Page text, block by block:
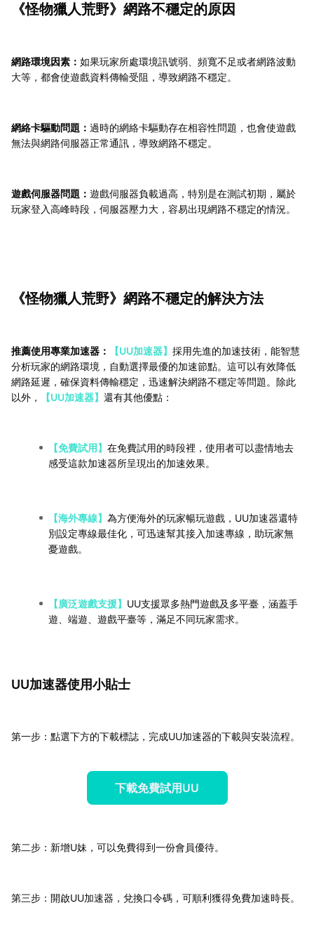
《怪物獵人荒野》網路不穩定的原因
網路環境因素： 如果玩家所處環境訊號弱、頻寬不足或者網路波動
大等，都會使遊戲資料傳輸受阻，導致網路不穩定。
網絡卡驅動問題： 過時的網絡卡驅動存在相容性問題，也會使遊戲
無法與網路伺服器正常通訊，導致網路不穩定。
遊戲伺服器問題： 遊戲伺服器負載過高，特別是在測試初期，屬於
玩家登入高峰時段，伺服器壓力大，容易出現網路不穩定的情況。
《怪物獵人荒野》網路不穩定的解決方法
推薦使用專業加速器： 【UU加速器】 採用先進的加速技術，能智慧
分析玩家的網路環境，自動選擇最優的加速節點。這可以有效降低
網路延遲，確保資料傳輸穩定，迅速解決網路不穩定等問題。除此
以外，
【UU加速器】 還有其他優點：
【免費試用】 在免費試用的時段裡，使用者可以盡情地去
感受這款加速器所呈現出的加速效果。
【海外專線】 為方便海外的玩家暢玩遊戲，UU加速器還特
別設定專線最佳化，可迅速幫其接入加速專線，助玩家無
憂遊戲。
【廣泛遊戲支援】 UU支援眾多熱門遊戲及多平臺，涵蓋手
遊、端遊、遊戲平臺等，滿足不同玩家需求。
UU加速器使用小貼士
第一步：點選下方的下載標誌，完成UU加速器的下載與安裝流程。
下載免費試用UU
第二步：新增U妹，可以免費得到一份會員優待。
第三步：開啟UU加速器，兌換口令碼，可順利獲得免費加速時長。